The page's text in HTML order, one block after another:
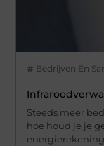
Bedrijven En
Steeds meer
hoe houd je je